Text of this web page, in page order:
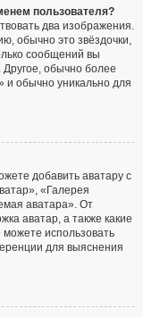
пользователя?
два изображения.
обычно это звёздочки,
сообщений вы
обычно более
и обычно уникально для
добавить аватару с
«Галерея
аватара». От
аватар, а также какие
использовать
для выяснения